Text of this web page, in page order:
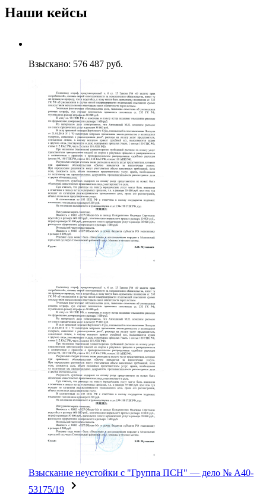
Наши кейсы
Взыскано: 576 487 руб.
Взыскание неустойки c "Группа ПСН" — дело № А40-
53175/19